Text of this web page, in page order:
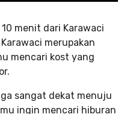
menit dari Karawaci
merupakan
mencari kost yang
sangat dekat menuju
ingin mencari hiburan